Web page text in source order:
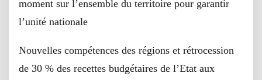
moment sur l’ensemble du territoire pour garantir
l’unité nationale
Nouvelles compétences des régions et rétrocession
de 30 % des recettes budgétaires de l’Etat aux